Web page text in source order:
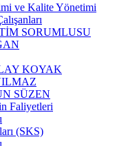
ve Kalite Yönetimi
SORUMLUSU
KOYAK
SÜZEN
Faliyetleri
(SKS)